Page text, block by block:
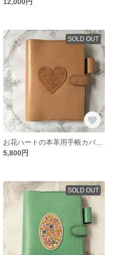
SOLD OUT
お花ハートの本革用手帳カバー A6サイズ用
5,800円
SOLD OUT